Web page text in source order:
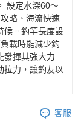
設定水深60～
略、海流快速
候。釣竿長度設
載時能減少釣
發揮其強大力
拉力，讓釣友以
客服